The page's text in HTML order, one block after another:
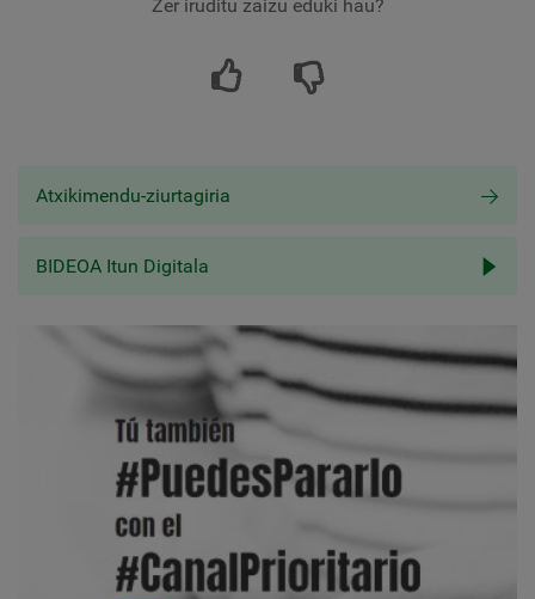
Zer iruditu zaizu eduki hau?
Atxikimendu-ziurtagiria
BIDEOA Itun Digitala